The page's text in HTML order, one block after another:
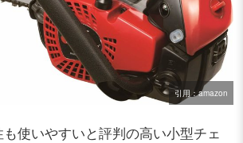
引用：amazon
使いやすいと評判の高い小型チェ